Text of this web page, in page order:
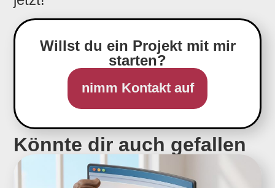
Willst du ein Projekt mit mir
starten?
nimm Kontakt auf
Könnte dir auch gefallen